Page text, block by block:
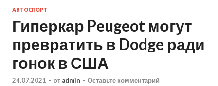
АВТОСПОРТ
Гиперкар Peugeot могут
превратить в Dodge ради
гонок в США
24.07.2021 - от admin - Оставьте комментарий